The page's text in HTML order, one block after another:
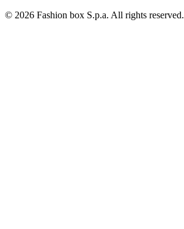
© 2026 Fashion box S.p.a. All rights reserved.